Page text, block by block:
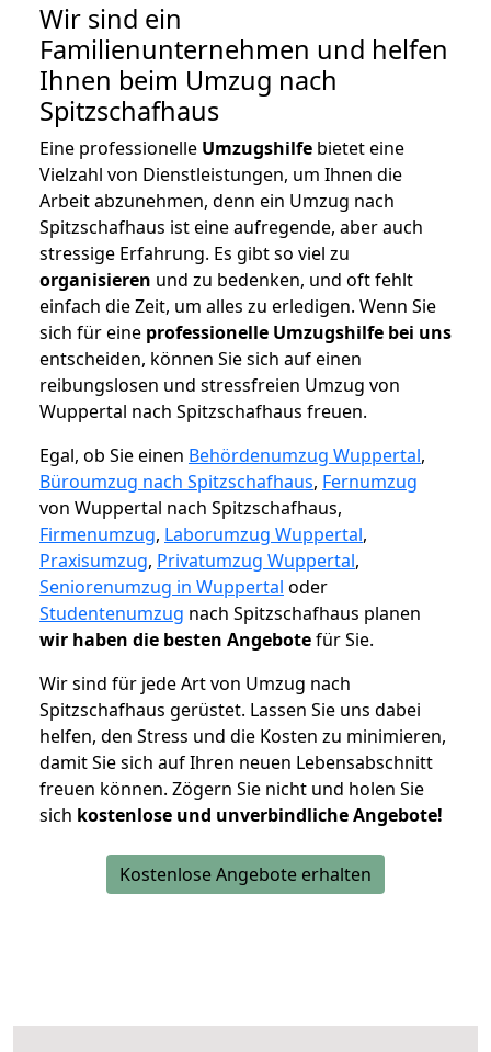
Wir sind ein
Familienunternehmen und helfen
Ihnen beim Umzug nach
Spitzschafhaus
Eine professionelle Umzugshilfe bietet eine
Vielzahl von Dienstleistungen, um Ihnen die
Arbeit abzunehmen, denn ein Umzug nach
Spitzschafhaus ist eine aufregende, aber auch
stressige Erfahrung. Es gibt so viel zu
organisieren und zu bedenken, und oft fehlt
einfach die Zeit, um alles zu erledigen. Wenn Sie
sich für eine professionelle Umzugshilfe bei uns
entscheiden, können Sie sich auf einen
reibungslosen und stressfreien Umzug von
Wuppertal nach Spitzschafhaus freuen.
Egal, ob Sie einen Behördenumzug Wuppertal,
Büroumzug nach Spitzschafhaus, Fernumzug
von Wuppertal nach Spitzschafhaus,
Firmenumzug, Laborumzug Wuppertal,
Praxisumzug, Privatumzug Wuppertal,
Seniorenumzug in Wuppertal oder
Studentenumzug nach Spitzschafhaus planen
wir haben die besten Angebotefür Sie.
Wir sind für jede Art von Umzug nach
Spitzschafhaus gerüstet. Lassen Sie uns dabei
helfen, den Stress und die Kosten zu minimieren,
damit Sie sich auf Ihren neuen Lebensabschnitt
freuen können. Zögern Sie nicht und holen Sie
sich kostenlose und unverbindliche Angebote!
Kostenlose Angebote erhalten